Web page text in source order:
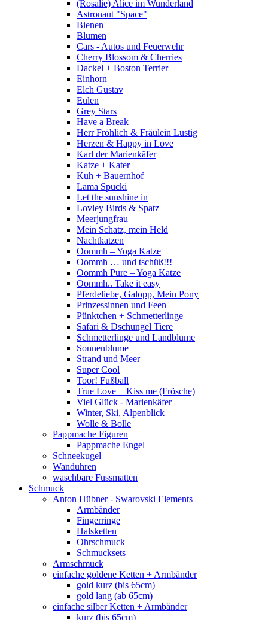
(Rosalie) Alice im Wunderland
Astronaut "Space"
Bienen
Blumen
Cars - Autos und Feuerwehr
Cherry Blossom & Cherries
Dackel + Boston Terrier
Einhorn
Elch Gustav
Eulen
Grey Stars
Have a Break
Herr Fröhlich & Fräulein Lustig
Herzen & Happy in Love
Karl der Marienkäfer
Katze + Kater
Kuh + Bauernhof
Lama Spucki
Let the sunshine in
Lovley Birds & Spatz
Meerjungfrau
Mein Schatz, mein Held
Nachtkatzen
Oommh – Yoga Katze
Oommh … und tschüß!!!
Oommh Pure – Yoga Katze
Oommh.. Take it easy
Pferdeliebe, Galopp, Mein Pony
Prinzessinnen und Feen
Pünktchen + Schmetterlinge
Safari & Dschungel Tiere
Schmetterlinge und Landblume
Sonnenblume
Strand und Meer
Super Cool
Toor! Fußball
True Love + Kiss me (Frösche)
Viel Glück - Marienkäfer
Winter, Ski, Alpenblick
Wolle & Bolle
Pappmache Figuren
Pappmache Engel
Schneekugel
Wanduhren
waschbare Fussmatten
Schmuck
Anton Hübner - Swarovski Elements
Armbänder
Fingerringe
Halsketten
Ohrschmuck
Schmucksets
Armschmuck
einfache goldene Ketten + Armbänder
gold kurz (bis 65cm)
gold lang (ab 65cm)
einfache silber Ketten + Armbänder
kurz (bis 65cm)